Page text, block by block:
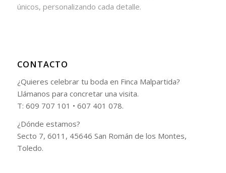
únicos, personalizando cada detalle.
CONTACTO
¿Quieres celebrar tu boda en Finca Malpartida?
Llámanos para concretar una visita.
T: 609 707 101 • 607 401 078.
¿Dónde estamos?
Secto 7, 6011, 45646 San Román de los Montes,
Toledo.